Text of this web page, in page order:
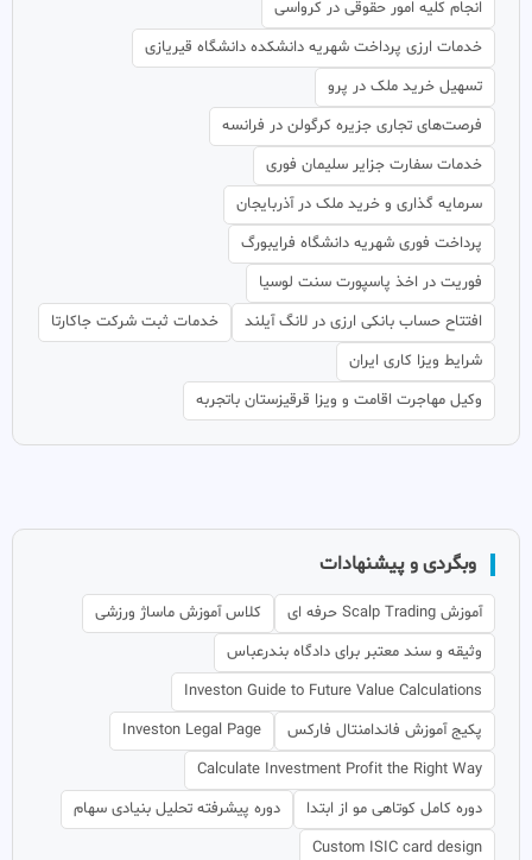
انجام کلیه امور حقوقی در کرواسی
خدمات ارزی پرداخت شهریه دانشکده دانشگاه قیریازی
تسهیل خرید ملک در پرو
فرصت‌های تجاری جزیره کرگولن در فرانسه
خدمات سفارت جزایر سلیمان فوری
سرمایه گذاری و خرید ملک در آذربایجان
پرداخت فوری شهریه دانشگاه فرایبورگ
فوریت در اخذ پاسپورت سنت لوسیا
افتتاح حساب بانکی ارزی در لانگ آیلند
خدمات ثبت شرکت جاکارتا
شرایط ویزا کاری ایران
وکیل مهاجرت اقامت و ویزا قرقیزستان باتجربه
وبگردی و پیشنهادات
آموزش Scalp Trading حرفه ای
کلاس آموزش ماساژ ورزشی
وثیقه و سند معتبر برای دادگاه بندرعباس
Investon Guide to Future Value Calculations
پکیج آموزش فاندامنتال فارکس
Investon Legal Page
Calculate Investment Profit the Right Way
دوره کامل کوتاهی مو از ابتدا
دوره پیشرفته تحلیل بنیادی سهام
Custom ISIC card design